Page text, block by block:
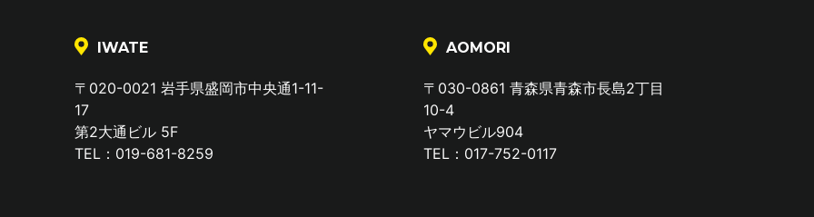
IWATE
〒020-0021 岩手県盛岡市中央通1-11-
17
第2大通ビル 5F
TEL：019-681-8259
AOMORI
〒030-0861 青森県青森市長島2丁目
10-4
ヤマウビル904
TEL：017-752-0117